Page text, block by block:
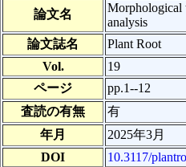
論文名
Morphological
analysis
論文誌名
Plant Root
Vol.
19
ページ
pp.1--12
査読の有無
有
年月
2025年3月
DOI
10.3117/